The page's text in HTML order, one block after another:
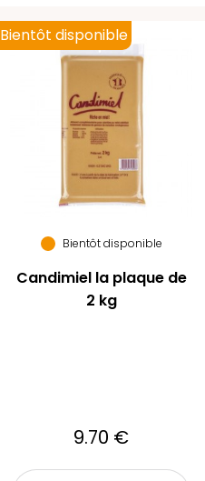
Bientôt disponible
Candimiel la plaque de
2 kg
9.70 €
Bientôt disponible